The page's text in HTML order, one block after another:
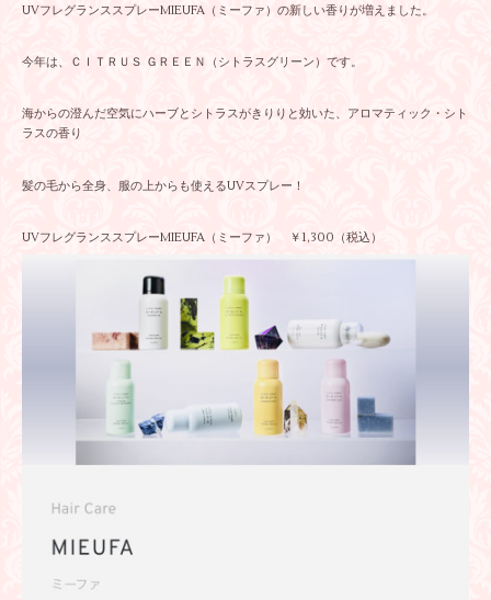
UVフレグランススプレーMIEUFA（ミーファ）の新しい香りが増えました。
今年は、ＣＩＴＲＵＳ ＧＲＥＥＮ（シトラスグリーン）です。
海からの澄んだ空気にハーブとシトラスがきりりと効いた、アロマティック・シト
ラスの香り
髪の毛から全身、服の上からも使えるUVスプレー！
UVフレグランススプレーMIEUFA（ミーファ） ￥1,300（税込）